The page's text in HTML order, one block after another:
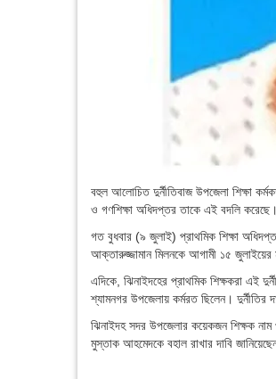
বহুল আলোচিত দুর্নীতিবাজ উপজেলা শিক্ষা
ও গণশিক্ষা অধিদপ্তর তাকে এই বদলি করেছে।
গত বুধবার (৯ জুলাই) প্রাথমিক শিক্ষা
আক্তারুজ্জামান মিলনকে আগামী ১৫ জুলাইয়ের
এদিকে, ঝিনাইদহের প্রাথমিক শিক্ষকরা এই
শ্যামনগর উপজেলায় কর্মরত ছিলেন। দুর্নীতির
ঝিনাইদহ সদর উপজেলার কয়েকজন শিক্ষক নাম
মুস্তাক আহমেদকে বহাল রাখার দাবি